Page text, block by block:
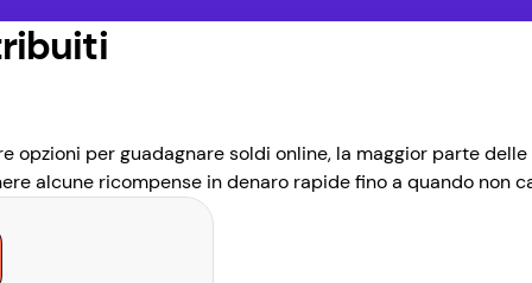
opzioni per guadagnare soldi online, la maggior parte
alcune ricompense in denaro rapide fino a quando non